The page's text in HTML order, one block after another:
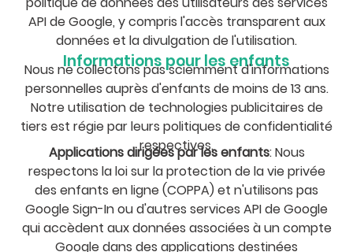
API de Google, y compris l'accès transparent aux
données et la divulgation de l'utilisation.
Informations pour les enfants
Nous ne collectons pas sciemment d'informations
personnelles auprès d'enfants de moins de 13 ans.
Notre utilisation de technologies publicitaires de
tiers est régie par leurs politiques de confidentialité
respectives.
Applications dirigées par les enfants: Nous
respectons la loi sur la protection de la vie privée
des enfants en ligne (COPPA) et n'utilisons pas
Google Sign-In ou d'autres services API de Google
qui accèdent aux données associées à un compte
Google dans des applications destinées